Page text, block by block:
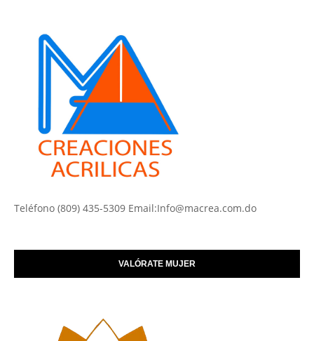
Teléfono (809) 435-5309 Email:Info@macrea.com.do
VALÓRATE MUJER